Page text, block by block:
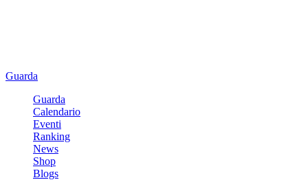
Guarda
Guarda
Calendario
Eventi
Ranking
News
Shop
Blogs